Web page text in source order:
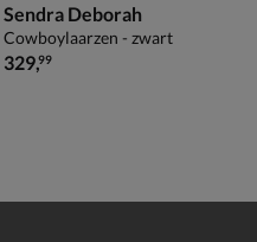
Sendra Deborah
Cowboylaarzen - zwart
€ 329,99
329,99